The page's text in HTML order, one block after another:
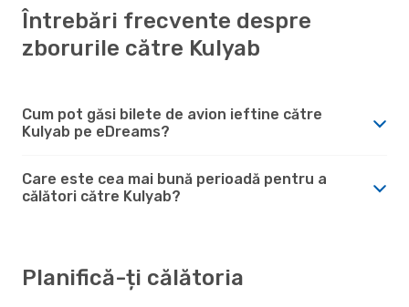
Întrebări frecvente despre
zborurile către Kulyab
Cum pot găsi bilete de avion ieftine către
Kulyab pe eDreams?
Care este cea mai bună perioadă pentru a
călători către Kulyab?
Planifică-ți călătoria